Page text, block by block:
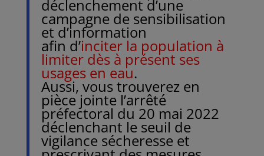
déclenchement d’une
campagne de sensibilisation
et d’information
afin d’inciter la population à
limiter dès à présent ses
usages en eau.
Aussi, vous trouverez en
pièce jointe l’arrêté
préfectoral du 20 mai 2022
déclenchant le seuil de
vigilance sécheresse et